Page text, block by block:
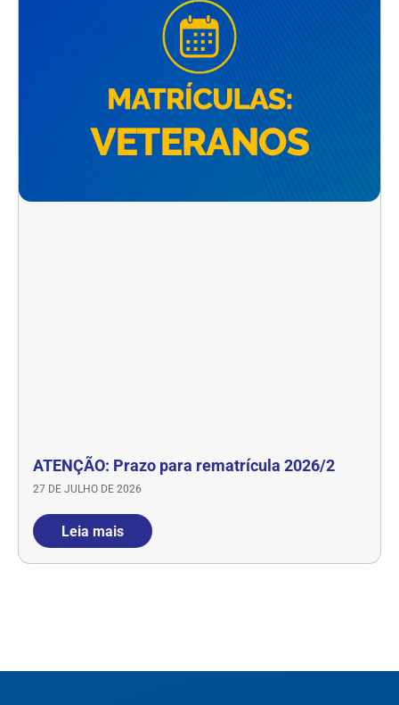
ATENÇÃO: Prazo para rematrícula 2026/2
27 DE JULHO DE 2026
Leia mais